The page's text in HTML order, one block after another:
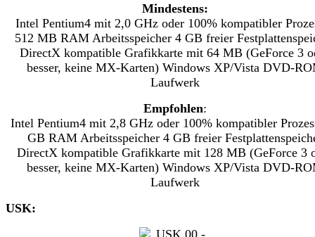
Mindestens:
Intel Pentium4 mit 2,0 GHz oder 100% kompatibler
512 MB RAM Arbeitsspeicher 4 GB freier
DirectX kompatible Grafikkarte mit 64 MB (GeForce 3
besser, keine MX-Karten) Windows XP/Vista DVD-
Laufwerk
Empfohlen:
Intel Pentium4 mit 2,8 GHz oder 100% kompatibler
GB RAM Arbeitsspeicher 4 GB freier
DirectX kompatible Grafikkarte mit 128 MB (GeForce 3
besser, keine MX-Karten) Windows XP/Vista DVD-
Laufwerk
USK: